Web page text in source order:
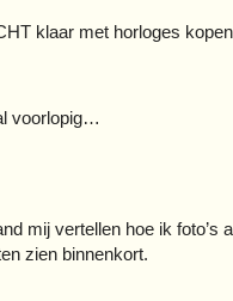
klaar met horloges
voorlopig…
mij vertellen hoe ik foto’s
zien binnenkort.